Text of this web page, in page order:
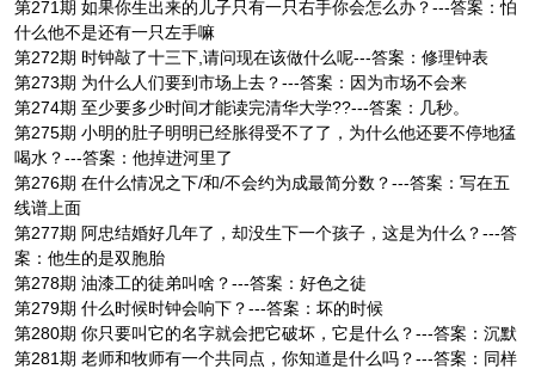
第271期 如果你生出来的儿子只有一只右手你会怎么办？---答案：怕
什么他不是还有一只左手嘛
第272期 时钟敲了十三下,请问现在该做什么呢---答案：修理钟表
第273期 为什么人们要到市场上去？---答案：因为市场不会来
第274期 至少要多少时间才能读完清华大学??---答案：几秒。
第275期 小明的肚子明明已经胀得受不了了，为什么他还要不停地猛
喝水？---答案：他掉进河里了
第276期 在什么情况之下/和/不会约为成最简分数？---答案：写在五
线谱上面
第277期 阿忠结婚好几年了，却没生下一个孩子，这是为什么？---答
案：他生的是双胞胎
第278期 油漆工的徒弟叫啥？---答案：好色之徒
第279期 什么时候时钟会响下？---答案：坏的时候
第280期 你只要叫它的名字就会把它破坏，它是什么？---答案：沉默
第281期 老师和牧师有一个共同点，你知道是什么吗？---答案：同样